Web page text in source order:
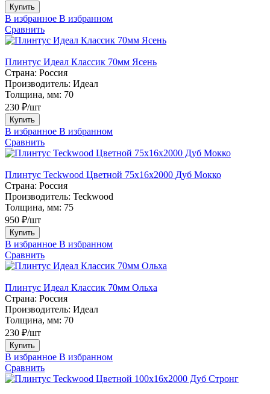
Купить
В избранное В избранном
Сравнить
Плинтус Идеал Классик 70мм Ясень
Страна: Россия
Производитель: Идеал
Толщина, мм: 70
230 ₽/шт
Купить
В избранное В избранном
Сравнить
Плинтус Teckwood Цветной 75х16х2000 Дуб Мокко
Страна: Россия
Производитель: Teckwood
Толщина, мм: 75
950 ₽/шт
Купить
В избранное В избранном
Сравнить
Плинтус Идеал Классик 70мм Ольха
Страна: Россия
Производитель: Идеал
Толщина, мм: 70
230 ₽/шт
Купить
В избранное В избранном
Сравнить